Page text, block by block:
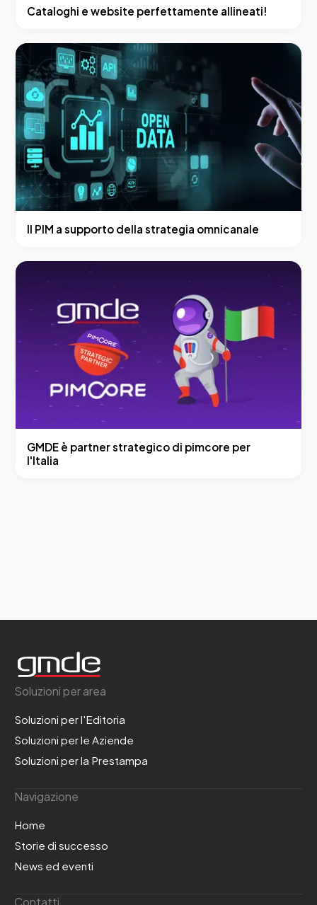
Cataloghi e website perfettamente allineati!
Il PIM a supporto della strategia omnicanale
GMDE è partner strategico di pimcore per
l'Italia
Soluzioni per area
Soluzioni per l'Editoria
Soluzioni per le Aziende
Soluzioni per la Prestampa
Navigazione
Home
Storie di successo
News ed eventi
Contatti